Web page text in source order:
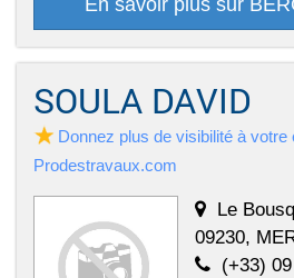
En savoir plus sur
SOULA DAVID
Donnez plus de visibilité à votre
Prodestravaux.com
Le
09230,
(+33)